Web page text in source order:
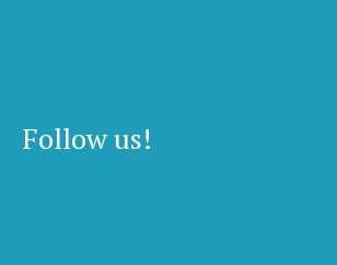
Follow us!